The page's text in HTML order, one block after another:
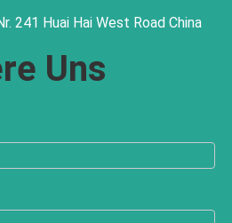
241 Huai Hai West Road China
Uns